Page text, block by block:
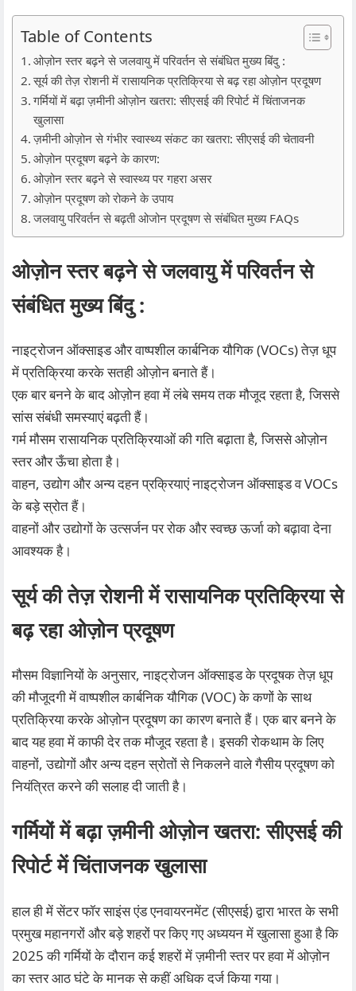
Table of Contents
ओज़ोन स्तर बढ़ने से जलवायु में परिवर्तन से संबंधित मुख्य बिंदु :
सूर्य की तेज़ रोशनी में रासायनिक प्रतिक्रिया से बढ़ रहा ओज़ोन प्रदूषण
गर्मियों में बढ़ा ज़मीनी ओज़ोन खतरा: सीएसई की रिपोर्ट में चिंताजनक
खुलासा
ज़मीनी ओज़ोन से गंभीर स्वास्थ्य संकट का खतरा: सीएसई की चेतावनी
ओज़ोन प्रदूषण बढ़ने के कारण:
ओज़ोन स्तर बढ़ने से स्वास्थ्य पर गहरा असर
ओज़ोन प्रदूषण को रोकने के उपाय
जलवायु परिवर्तन से बढ़ती ओजोन प्रदूषण से संबंधित मुख्य FAQs
ओज़ोन स्तर बढ़ने से जलवायु में परिवर्तन से
संबंधित मुख्य बिंदु :
नाइट्रोजन ऑक्साइड और वाष्पशील कार्बनिक यौगिक (VOCs) तेज़ धूप
में प्रतिक्रिया करके सतही ओज़ोन बनाते हैं।
एक बार बनने के बाद ओज़ोन हवा में लंबे समय तक मौजूद रहता है, जिससे
सांस संबंधी समस्याएं बढ़ती हैं।
गर्म मौसम रासायनिक प्रतिक्रियाओं की गति बढ़ाता है, जिससे ओज़ोन
स्तर और ऊँचा होता है।
वाहन, उद्योग और अन्य दहन प्रक्रियाएं नाइट्रोजन ऑक्साइड व VOCs
के बड़े स्रोत हैं।
वाहनों और उद्योगों के उत्सर्जन पर रोक और स्वच्छ ऊर्जा को बढ़ावा देना
आवश्यक है।
सूर्य की तेज़ रोशनी में रासायनिक प्रतिक्रिया से
बढ़ रहा ओज़ोन प्रदूषण
मौसम विज्ञानियों के अनुसार, नाइट्रोजन ऑक्साइड के प्रदूषक तेज़ धूप
की मौजूदगी में वाष्पशील कार्बनिक यौगिक (VOC) के कणों के साथ
प्रतिक्रिया करके ओज़ोन प्रदूषण का कारण बनाते हैं। एक बार बनने के
बाद यह हवा में काफी देर तक मौजूद रहता है। इसकी रोकथाम के लिए
वाहनों, उद्योगों और अन्य दहन स्रोतों से निकलने वाले गैसीय प्रदूषण को
नियंत्रित करने की सलाह दी जाती है।
गर्मियों में बढ़ा ज़मीनी ओज़ोन खतरा: सीएसई की
रिपोर्ट में चिंताजनक खुलासा
हाल ही में सेंटर फॉर साइंस एंड एनवायरनमेंट (सीएसई) द्वारा भारत के सभी
प्रमुख महानगरों और बड़े शहरों पर किए गए अध्ययन में खुलासा हुआ है कि
2025 की गर्मियों के दौरान कई शहरों में ज़मीनी स्तर पर हवा में ओज़ोन
का स्तर आठ घंटे के मानक से कहीं अधिक दर्ज किया गया।